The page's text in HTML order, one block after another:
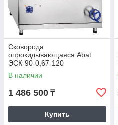
Сковорода
опрокидывающаяся Abat
ЭСК-90-0,67-120
(21000001614)
В наличии
1 486 500 ₸
Купить